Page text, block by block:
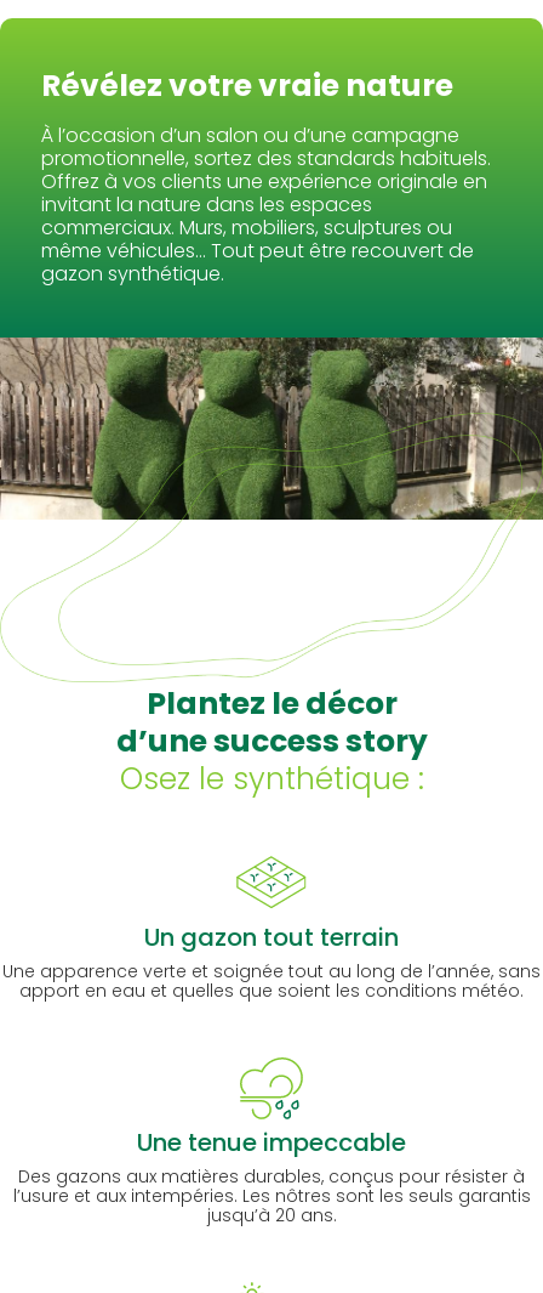
Révélez votre vraie nature
À l’occasion d’un salon ou d’une campagne
promotionnelle, sortez des standards habituels.
Offrez à vos clients une expérience originale en
invitant la nature dans les espaces
commerciaux. Murs, mobiliers, sculptures ou
même véhicules… Tout peut être recouvert de
gazon synthétique.
Plantez le décor
d’une success story
Osez le synthétique :
Un gazon tout terrain
Une apparence verte et soignée tout au long de l’année, sans
apport en eau et quelles que soient les conditions météo.
Une tenue impeccable
Des gazons aux matières durables, conçus pour résister à
l’usure et aux intempéries. Les nôtres sont les seuls garantis
jusqu’à 20 ans.